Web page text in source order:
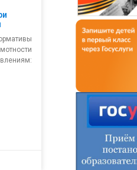
дверей —
—
на любые вопросы, а ещё —